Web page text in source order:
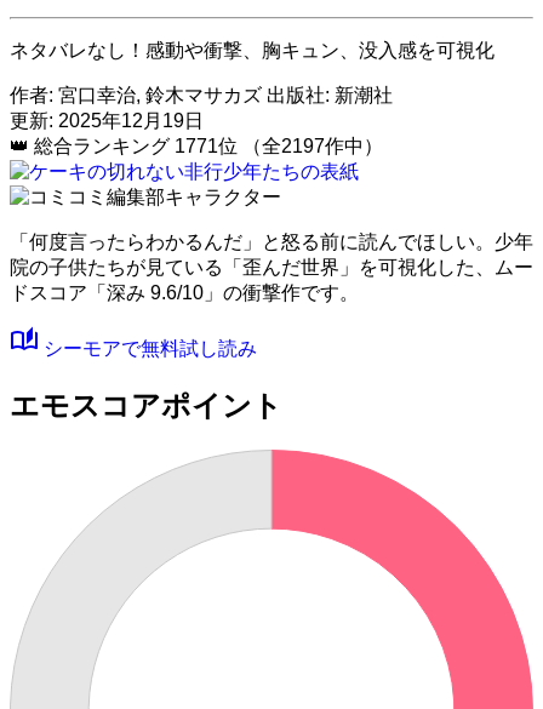
ネタバレなし！感動や衝撃、胸キュン、没入感を可視化
作者: 宮口幸治, 鈴木マサカズ 出版社: 新潮社
更新: 2025年12月19日
👑 総合ランキング 1771位 （全2197作中）
「何度言ったらわかるんだ」と怒る前に読んでほしい。少年
院の子供たちが見ている「歪んだ世界」を可視化した、ムー
ドスコア 「深み 9.6/10」 の衝撃作です。
auto_stories シーモアで無料試し読み
エモスコアポイント